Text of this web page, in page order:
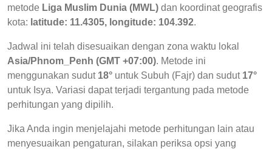
metode Liga Muslim Dunia (MWL) dan koordinat geografis
kota: latitude: 11.4305, longitude: 104.392.
Jadwal ini telah disesuaikan dengan zona waktu lokal
Asia/Phnom_Penh (GMT +07:00). Metode ini
menggunakan sudut 18° untuk Subuh (Fajr) dan sudut 17°
untuk Isya. Variasi dapat terjadi tergantung pada metode
perhitungan yang dipilih.
Jika Anda ingin menjelajahi metode perhitungan lain atau
menyesuaikan pengaturan, silakan periksa opsi yang